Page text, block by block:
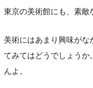
東京の美術館にも、素敵
美術にはあまり興味がな
てみてはどうでしょう
んよ。